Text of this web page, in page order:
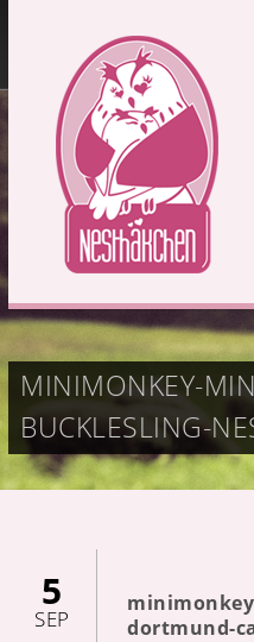
MINIMONKEY-
BUCKLESLING-
5
SEP
dortmund-